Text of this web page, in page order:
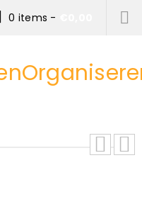
0 items -